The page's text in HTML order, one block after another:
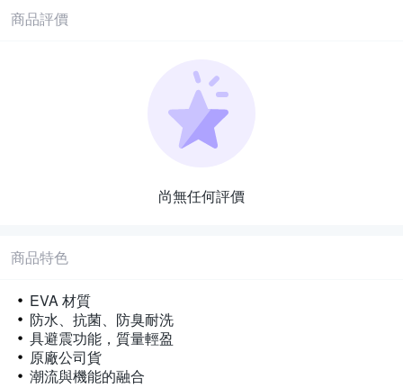
商品評價
尚無任何評價
商品特色
EVA 材質
防水、抗菌、防臭耐洗
具避震功能，質量輕盈
原廠公司貨
潮流與機能的融合